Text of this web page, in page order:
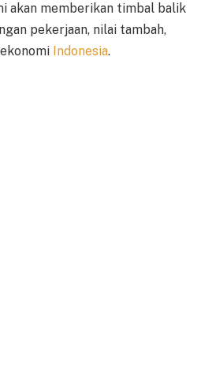
akan memberikan timbal balik
pekerjaan, nilai tambah,
Indonesia.